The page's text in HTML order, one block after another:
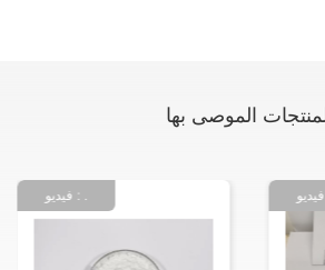
الموصى بها
فيديو : .